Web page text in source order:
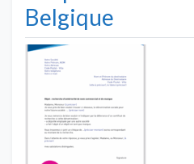
Belgique